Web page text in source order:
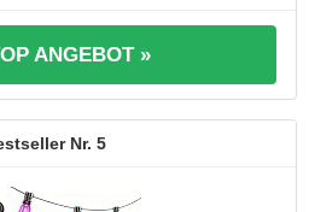
ANGEBOT »
5